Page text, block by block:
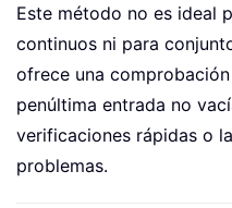
Este método no es ideal
continuos ni para
ofrece una
penúltima entrada no
verificaciones rápidas o
problemas.